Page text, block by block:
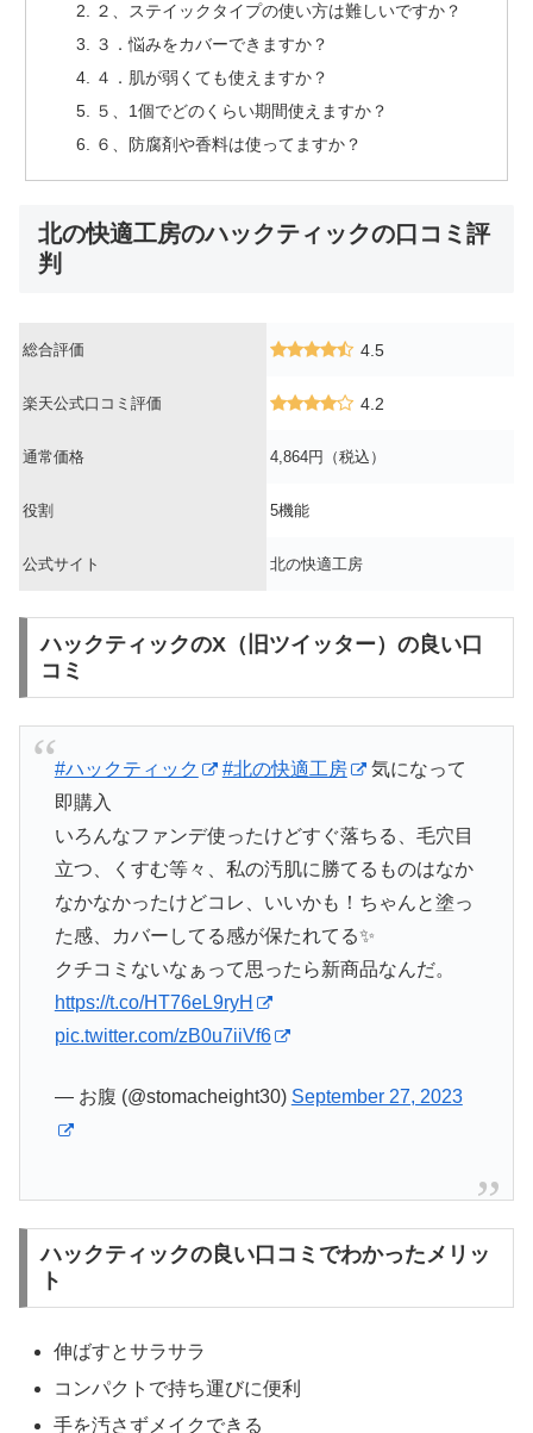
２、ステイックタイプの使い方は難しいですか？
３．悩みをカバーできますか？
４．肌が弱くても使えますか？
５、1個でどのくらい期間使えますか？
６、防腐剤や香料は使ってますか？
北の快適工房のハックティックの口コミ評
判
総合評価 4.5
楽天公式口コミ評価 4.2
通常価格 4,864円（税込）
役割 5機能
公式サイト 北の快適工房
ハックティックのX（旧ツイッター）の良い口
コミ
#ハックティック #北の快適工房
気になって
即購入
いろんなファンデ使ったけどすぐ落ちる、毛穴目
立つ、くすむ等々、私の汚肌に勝てるものはなか
なかなかったけどコレ、いいかも！ちゃんと塗っ
た感、カバーしてる感が保たれてる✨
クチコミないなぁって思ったら新商品なんだ。
https://t.co/HT76eL9ryH
pic.twitter.com/zB0u7iiVf6
— お腹 (@stomacheight30) September 27, 2023
ハックティックの良い口コミでわかったメリッ
ト
伸ばすとサラサラ
コンパクトで持ち運びに便利
手を汚さずメイクできる